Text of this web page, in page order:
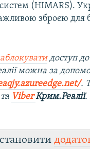
(HIMARS).
зброєю для
доступ
можна за
.
ViberКрим.Реалії.